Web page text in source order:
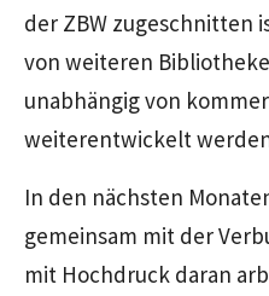
der ZBW zugeschnitten
von weiteren
unabhängig von
weiterentwickelt
In den nächsten
gemeinsam mit der
mit Hochdruck daran